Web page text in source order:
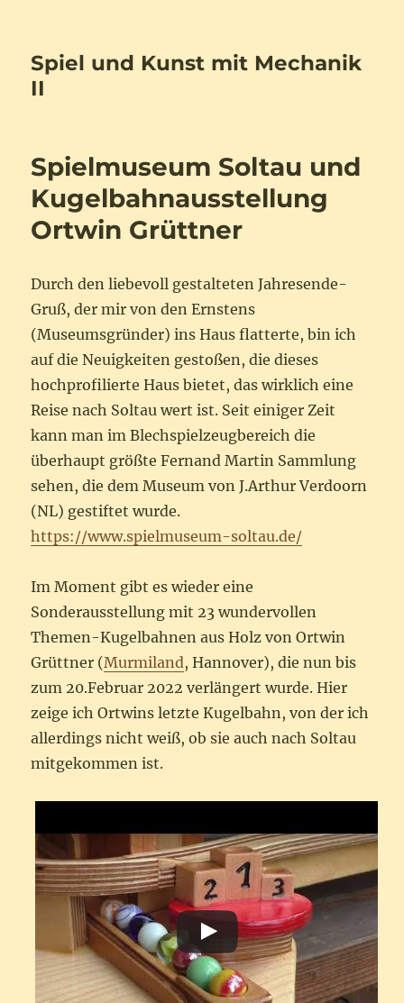
Spiel und Kunst mit Mechanik
II
Spielmuseum Soltau und
Kugelbahnausstellung
Ortwin Grüttner
Durch den liebevoll gestalteten Jahresende-
Gruß, der mir von den Ernstens
(Museumsgründer) ins Haus flatterte, bin ich
auf die Neuigkeiten gestoßen, die dieses
hochprofilierte Haus bietet, das wirklich eine
Reise nach Soltau wert ist. Seit einiger Zeit
kann man im Blechspielzeugbereich die
überhaupt größte Fernand Martin Sammlung
sehen, die dem Museum von J.Arthur Verdoorn
(NL) gestiftet wurde.
https://www.spielmuseum-soltau.de/
Im Moment gibt es wieder eine
Sonderausstellung mit 23 wundervollen
Themen-Kugelbahnen aus Holz von Ortwin
Grüttner (Murmiland, Hannover), die nun bis
zum 20.Februar 2022 verlängert wurde. Hier
zeige ich Ortwins letzte Kugelbahn, von der ich
allerdings nicht weiß, ob sie auch nach Soltau
mitgekommen ist.